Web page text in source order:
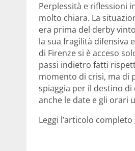
Perplessità e riflessioni
molto chiara. La
era prima del derby
la sua fragilità difensiva
di Firenze si è acceso
passi indietro fatti
momento di crisi, ma di
spiaggia per il destino di
anche le date e gli orari
Leggi l’articolo completo